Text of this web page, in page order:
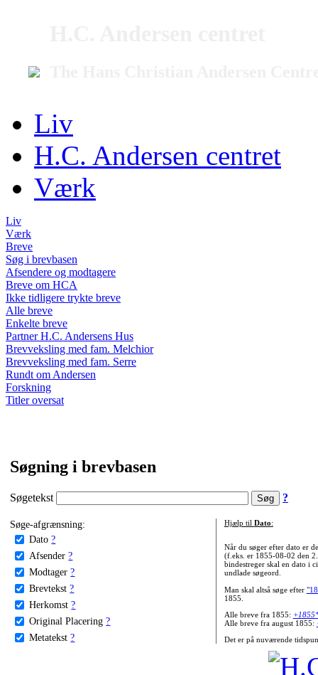
Liv
H.C. Andersen centret
Værk
Liv
Værk
Breve
Søg i brevbasen
Afsendere og modtagere
Breve om HCA
Ikke tidligere trykte breve
Alle breve
Enkelte breve
Partner H.C. Andersens Hus
Brevveksling med fam. Melchior
Brevveksling med fam. Serre
Rundt om Andersen
Forskning
Titler oversat
Søgning i brevbasen
Søgetekst ?
Søge-afgrænsning:
Dato ?
Afsender ?
Modtager ?
Brevtekst ?
Herkomst ?
Original Placering ?
Metatekst ?
Hjælp til Dato:
Når du søger efter dato er
(f.eks. er 1855-08-02 den
bindestreger skal en dato i
undlade søgeord.
Man skal altså søge efter
1855.
Alle breve fra 1855:
Alle breve fra august 1855:
Det er på nuværende